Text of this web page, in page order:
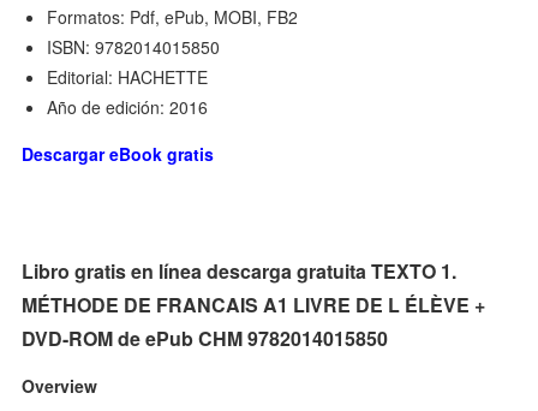
Formatos: Pdf, ePub, MOBI, FB2
ISBN: 9782014015850
Editorial: HACHETTE
Año de edición: 2016
Descargar eBook gratis
Libro gratis en línea descarga gratuita TEXTO 1.
MÉTHODE DE FRANCAIS A1 LIVRE DE L ÉLÈVE +
DVD-ROM de ePub CHM 9782014015850
Overview